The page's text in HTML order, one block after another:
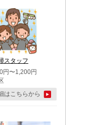
市・千葉市中央
・松戸市・習志野
流山市・八千代
・江戸川区・八王
市
スタッフ
円〜1,200円
はこちらから